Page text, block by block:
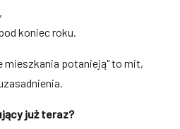
koniec roku.
mieszkania potanieją" to mit,
już teraz?